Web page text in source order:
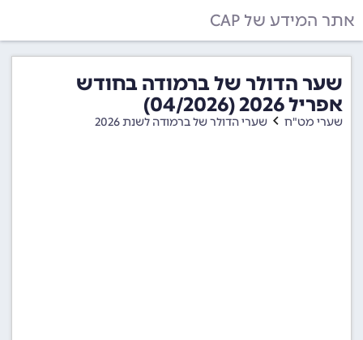
אתר המידע של CAP
שער הדולר של ברמודה בחודש
אפריל 2026 (04/2026)
שערי מט"ח שערי הדולר של ברמודה לשנת 2026